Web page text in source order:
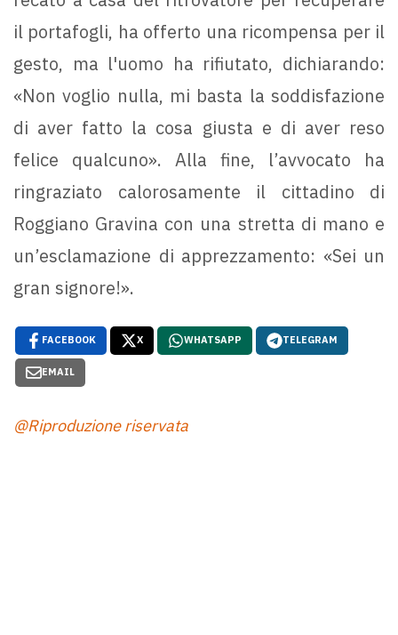
il portafogli, ha offerto una ricompensa per il
gesto, ma l'uomo ha rifiutato, dichiarando:
«Non voglio nulla, mi basta la soddisfazione
di aver fatto la cosa giusta e di aver reso
felice qualcuno». Alla fine, l’avvocato ha
ringraziato calorosamente il cittadino di
Roggiano Gravina con una stretta di mano e
un’esclamazione di apprezzamento: «Sei un
gran signore!».
FACEBOOK X WHATSAPP TELEGRAM
EMAIL
@Riproduzione riservata